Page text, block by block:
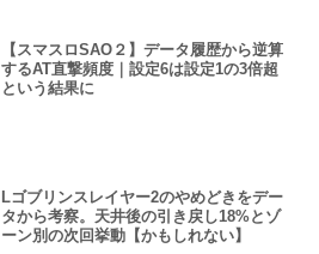
【スマスロSAO２】データ履歴から逆算
するAT直撃頻度｜設定6は設定1の3倍超
という結果に
Lゴブリンスレイヤー2のやめどきをデー
タから考察。天井後の引き戻し18%とゾ
ーン別の次回挙動【かもしれない】